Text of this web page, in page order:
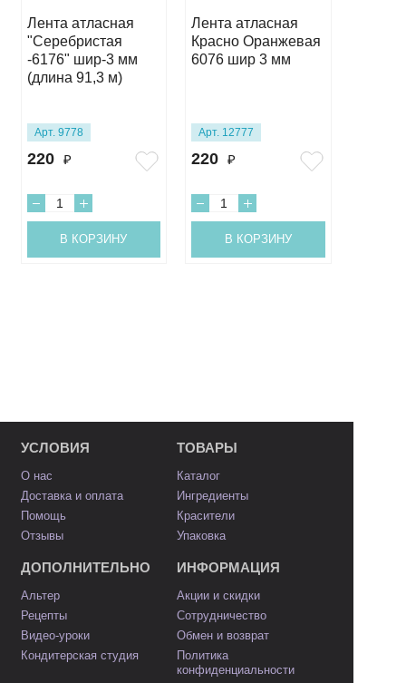
Лента атласная
"Серебристая
-6176" шир-3 мм
(длина 91,3 м)
Арт. 9778
220 ₽
В КОРЗИНУ
Лента атласная
Красно Оранжевая
6076 шир 3 мм
Арт. 12777
220 ₽
В КОРЗИНУ
УСЛОВИЯ
О нас
Доставка и оплата
Помощь
Отзывы
ТОВАРЫ
Каталог
Ингредиенты
Красители
Упаковка
ДОПОЛНИТЕЛЬНО
Альтер
Рецепты
Видео-уроки
Кондитерская студия
ИНФОРМАЦИЯ
Акции и скидки
Сотрудничество
Обмен и возврат
Политика
конфиденциальности